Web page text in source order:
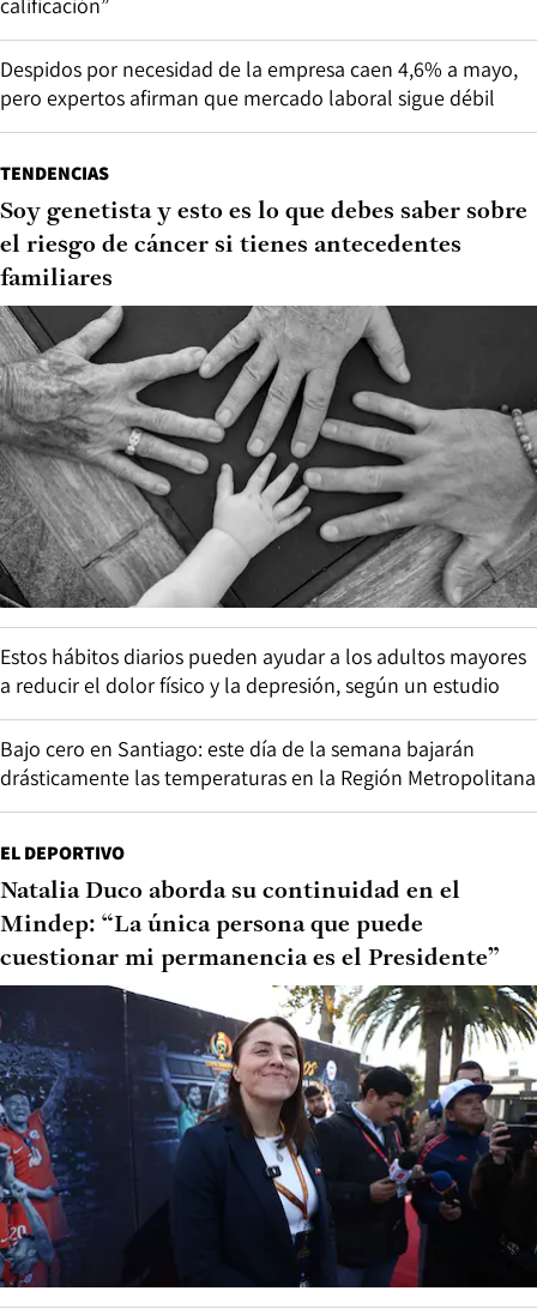
calificación”
Despidos por necesidad de la empresa caen 4,6% a mayo,
pero expertos afirman que mercado laboral sigue débil
TENDENCIAS
Soy genetista y esto es lo que debes saber sobre
el riesgo de cáncer si tienes antecedentes
familiares
Estos hábitos diarios pueden ayudar a los adultos mayores
a reducir el dolor físico y la depresión, según un estudio
Bajo cero en Santiago: este día de la semana bajarán
drásticamente las temperaturas en la Región Metropolitana
EL DEPORTIVO
Natalia Duco aborda su continuidad en el
Mindep: “La única persona que puede
cuestionar mi permanencia es el Presidente”